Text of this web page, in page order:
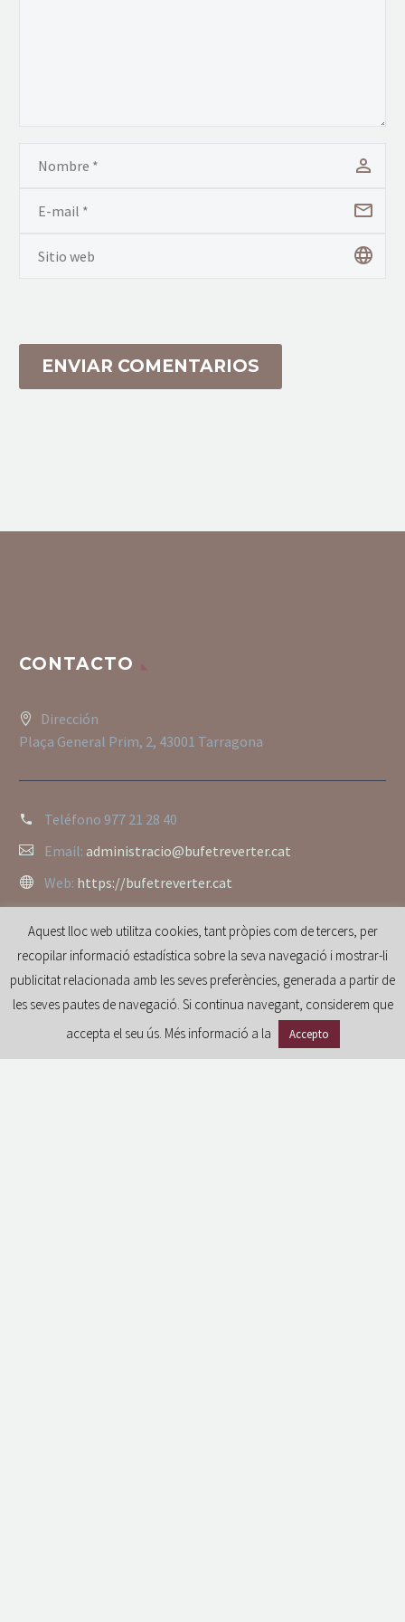
ENVIAR COMENTARIOS
CONTACTO
Dirección
Plaça General Prim, 2, 43001 Tarragona
Teléfono 977 21 28 40
Email: administracio@bufetreverter.cat
Web: https://bufetreverter.cat
Aquest lloc web utilitza cookies, tant pròpies com de tercers, per
recopilar informació estadística sobre la seva navegació i mostrar-li
publicitat relacionada amb les seves preferències, generada a partir de
les seves pautes de navegació. Si continua navegant, considerem que
accepta el seu ús. Més informació a la
Accepto